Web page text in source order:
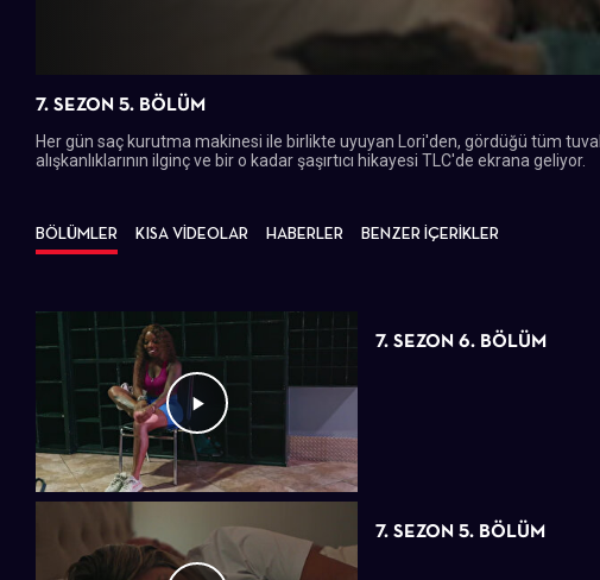
7. SEZON 5. BÖLÜM
Her gün saç kurutma makinesi ile birlikte uyuyan Lori'den, gördüğü tüm
alışkanlıklarının ilginç ve bir o kadar şaşırtıcı hikayesi TLC'de ekrana geliyor.
BÖLÜMLER KISA VİDEOLAR HABERLER
BENZER İÇERİKLER
7. SEZON 6. BÖLÜM
7. SEZON 5. BÖLÜM